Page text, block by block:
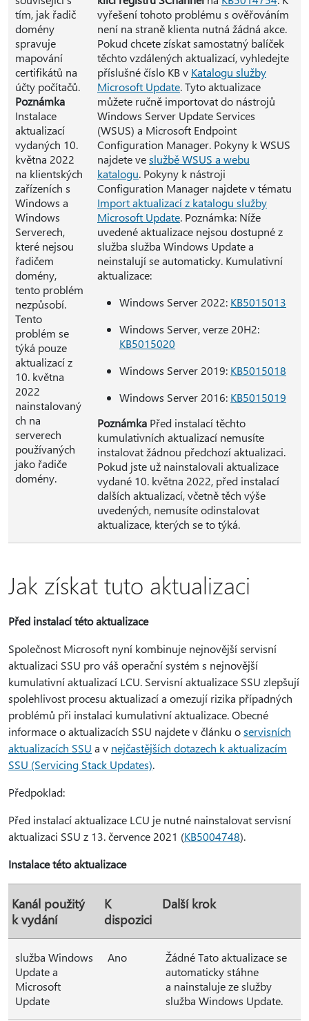
tím, jak řadič
domény
spravuje
mapování
certifikátů na
účty počítačů.
Poznámka
Instalace
aktualizací
vydaných 10.
května 2022
na klientských
zařízeních s
Windows a
Windows
Serverech,
které nejsou
řadičem
domény,
tento problém
nezpůsobí.
Tento
problém se
týká pouze
aktualizací z
10. května
2022
nainstalovaný
ch na
serverech
používaných
jako řadiče
domény.
vyřešení tohoto problému s ověřováním
není na straně klienta nutná žádná akce.
Pokud chcete získat samostatný balíček
těchto vzdálených aktualizací, vyhledejte
příslušné číslo KB v Katalogu služby
Microsoft Update. Tyto aktualizace
můžete ručně importovat do nástrojů
Windows Server Update Services
(WSUS) a Microsoft Endpoint
Configuration Manager. Pokyny k WSUS
najdete veslužbě WSUS a webu
katalogu. Pokyny k nástroji
Configuration Manager najdete v tématu
Import aktualizací z katalogu služby
Microsoft Update. Poznámka: Níže
uvedené aktualizace nejsou dostupné z
služba služba Windows Update a
neinstalují se automaticky. Kumulativní
aktualizace:
Windows Server 2022: KB5015013
Windows Server, verze 20H2:
KB5015020
Windows Server 2019: KB5015018
Windows Server 2016: KB5015019
Poznámka Před instalací těchto
kumulativních aktualizací nemusíte
instalovat žádnou předchozí aktualizaci.
Pokud jste už nainstalovali aktualizace
vydané 10. května 2022, před instalací
dalších aktualizací, včetně těch výše
uvedených, nemusíte odinstalovat
aktualizace, kterých se to týká.
Jak získat tuto aktualizaci
Před instalací této aktualizace
Společnost Microsoft nyní kombinuje nejnovější servisní
aktualizaci SSU pro váš operační systém s nejnovější
kumulativní aktualizací LCU. Servisní aktualizace SSU zlepšují
spolehlivost procesu aktualizací a omezují rizika případných
problémů při instalaci kumulativní aktualizace. Obecné
informace o aktualizacích SSU najdete v článku oservisních
aktualizacích SSU a v nejčastějších dotazech k aktualizacím
SSU (Servicing Stack Updates).
Předpoklad:
Před instalací aktualizace LCU je nutné nainstalovat servisní
aktualizaci SSU z 13. července 2021 (KB5004748).
Instalace této aktualizace
Kanál použitý
k vydání
K
dispozici
Další krok
služba Windows
Update a
Microsoft
Update
Ano
Žádné Tato aktualizace se
automaticky stáhne
a nainstaluje ze služby
služba Windows Update.